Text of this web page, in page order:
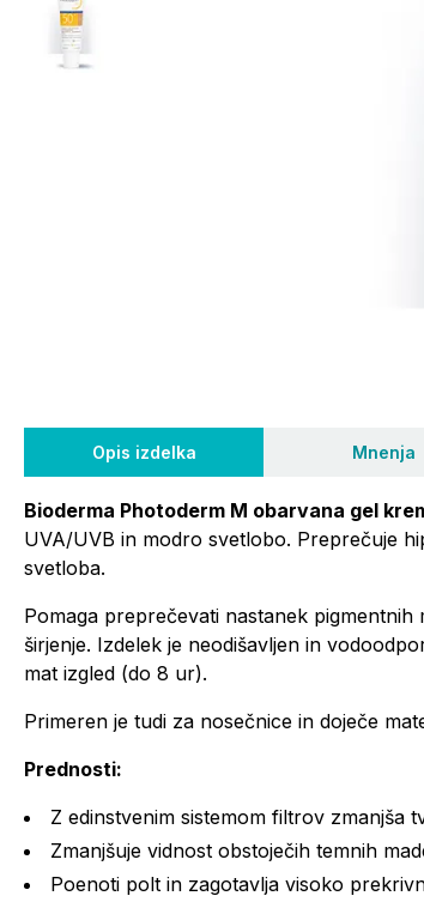
Opis izdelka Mnenja
Bioderma Photoderm M obarvana gel
UVA/UVB in modro svetlobo. Preprečuje
svetloba.
Pomaga preprečevati nastanek
širjenje. Izdelek je neodišavljen in
mat izgled (do 8 ur).
Primeren je tudi za nosečnice in doječe
Prednosti:
Z edinstvenim sistemom filtrov zmanjša
Zmanjšuje vidnost obstoječih temnih
Poenoti polt in zagotavlja visoko